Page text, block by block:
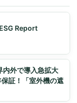
Report
内外で導入急拡大
証！「室外機の遮